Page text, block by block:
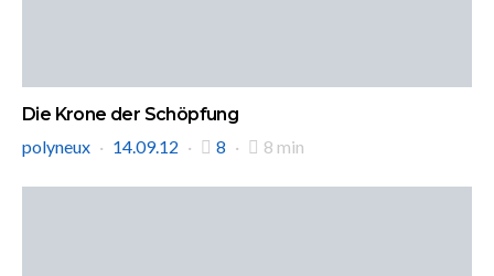
Die Krone der Schöpfung
polyneux
14.09.12 8 8 min